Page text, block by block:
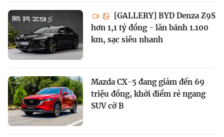
[GALLERY] BYD Denza Z9S
hơn 1,1 tỷ đồng - lăn bánh 1.100
km, sạc siêu nhanh
Mazda CX-5 đang giảm đến 69
triệu đồng, khởi điểm rẻ ngang
SUV cỡ B